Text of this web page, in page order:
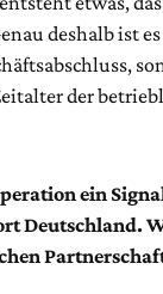
deshalb ist
der
ein
Deutschland.